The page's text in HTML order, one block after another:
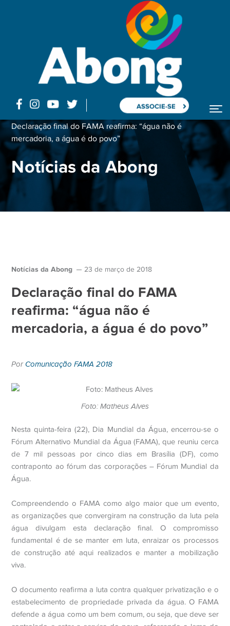
ASSOCIE-SE
Declaração final do FAMA reafirma: “água não é
mercadoria, a água é do povo”
Notícias da Abong
Notícias da Abong 23 de março de 2018
Declaração final do FAMA
reafirma: “água não é
mercadoria, a água é do povo”
Por Comunicação FAMA 2018
Foto: Matheus Alves
Nesta quinta-feira (22), Dia Mundial da Água, encerrou-se o
Fórum Alternativo Mundial da Água (FAMA), que reuniu cerca
de 7 mil pessoas por cinco dias em Brasília (DF), como
contraponto ao fórum das corporações – Fórum Mundial da
Água.
Compreendendo o FAMA como algo maior que um evento,
as organizações que convergiram na construção da luta pela
água divulgam esta declaração final. O compromisso
fundamental é de se manter em luta, enraizar os processos
de construção até aqui realizados e manter a mobilização
viva.
O documento reafirma a luta contra qualquer privatização e o
estabelecimento de propriedade privada da água. O FAMA
defende a água como um bem comum, ou seja, que deve ser